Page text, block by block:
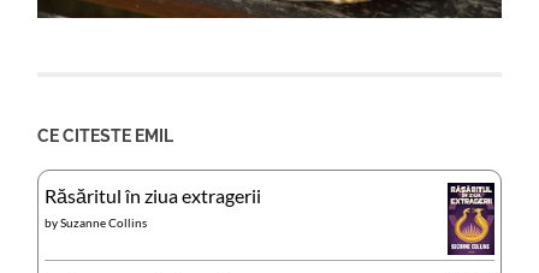
CE CITESTE EMIL
Răsăritul în ziua extragerii
bySuzanne Collins